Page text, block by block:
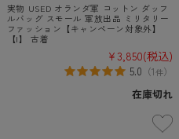
実物 USED オランダ軍 コットン ダッフ
ルバッグ スモール 軍放出品 ミリタリー
ファッション【キャンペーン対象外】
【I】 古着
¥3,850(税込)
5.0 （1件）
在庫切れ